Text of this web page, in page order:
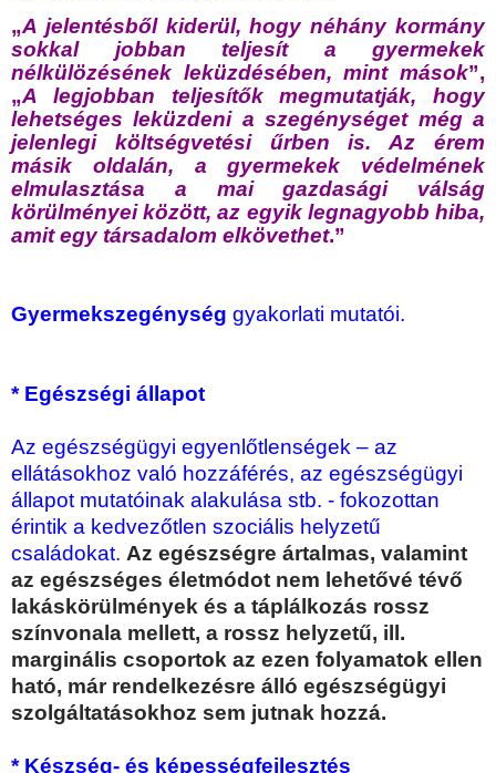
„A jelentésből kiderül, hogy néhány kormány
sokkal jobban teljesít a gyermekek
nélkülözésének leküzdésében, mint mások”,
„A legjobban teljesítők megmutatják, hogy
lehetséges leküzdeni a szegénységet még a
jelenlegi költségvetési űrben is. Az érem
másik oldalán, a gyermekek védelmének
elmulasztása a mai gazdasági válság
körülményei között, az egyik legnagyobb hiba,
amit egy társadalom elkövethet.”
Gyermekszegénység gyakorlati mutatói.
* Egészségi állapot
Az egészségügyi egyenlőtlenségek – az
ellátásokhoz való hozzáférés, az egészségügyi
állapot mutatóinak alakulása stb. - fokozottan
érintik a kedvezőtlen szociális helyzetű
családokat. Az egészségre ártalmas, valamint
az egészséges életmódot nem lehetővé tévő
lakáskörülmények és a táplálkozás rossz
színvonala mellett, a rossz helyzetű, ill.
marginális csoportok az ezen folyamatok ellen
ható, már rendelkezésre álló egészségügyi
szolgáltatásokhoz sem jutnak hozzá.
* Készség- és képességfejlesztés